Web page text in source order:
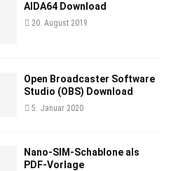
AIDA64 Download
20. August 2019
Open Broadcaster Software
Studio (OBS) Download
5. Januar 2020
Nano-SIM-Schablone als
PDF-Vorlage